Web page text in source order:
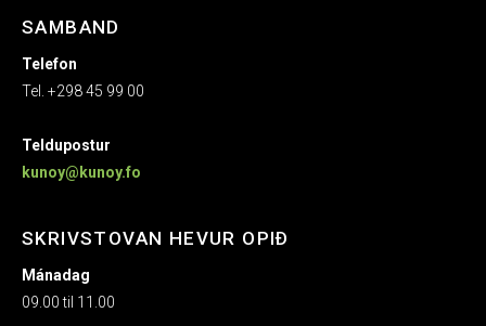
SAMBAND
Telefon
Tel. +298 45 99 00
Teldupostur
kunoy@kunoy.fo
SKRIVSTOVAN HEVUR OPIÐ
Mánadag
09.00 til 11.00